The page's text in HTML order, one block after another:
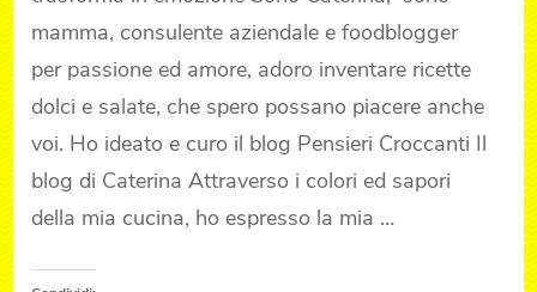
mamma, consulente aziendale e foodblogger
per passione ed amore, adoro inventare ricette
dolci e salate, che spero possano piacere anche
voi. Ho ideato e curo il blog Pensieri Croccanti Il
blog di Caterina Attraverso i colori ed sapori
della mia cucina, ho espresso la mia …